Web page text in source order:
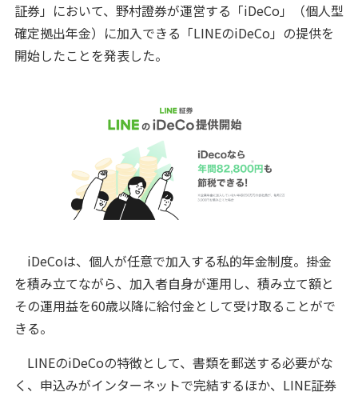
証券」において、野村證券が運営する「iDeCo」（個人型
確定拠出年金）に加入できる「LINEのiDeCo」の提供を
開始したことを発表した。
iDeCoは、個人が任意で加入する私的年金制度。掛金
を積み立てながら、加入者自身が運用し、積み立て額と
その運用益を60歳以降に給付金として受け取ることがで
きる。
LINEのiDeCoの特徴として、書類を郵送する必要がな
く、申込みがインターネットで完結するほか、LINE証券